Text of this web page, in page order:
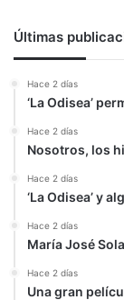
Últimas
Hace 2 días
‘La Odisea’
Hace 2 días
Nosotros, los
Hace 2 días
‘La Odisea’ y
Hace 2 días
María José
Hace 2 días
Una gran